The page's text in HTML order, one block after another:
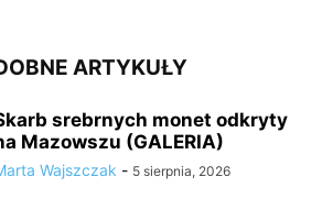
ARTYKUŁY
srebrnych monet odkryty
Mazowszu (GALERIA)
Wajszczak - 5 sierpnia, 2026